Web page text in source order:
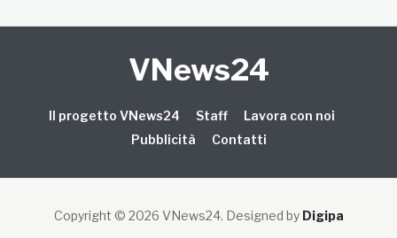
VNews24
Il progetto VNews24 Staff
Lavora con noi
Pubblicità
Contatti
Copyright © 2026 VNews24. Designed by Digipa